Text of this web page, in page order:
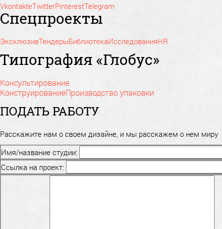
VkontakteTwitterPinterestTelegram
Спецпроекты
ЭксклюзивТендерыБиблиотекаИсследованияHR
Типография «Глобус»
Консультирование
КонструированиеПроизводство упаковки
ПОДАТЬ РАБОТУ
Расскажите нам о своем дизайне, и мы расскажем о нем миру
Имя/название студии:
Ссылка на проект: